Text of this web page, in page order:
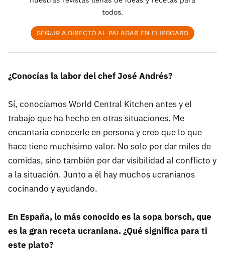
todos.
SEGUIR A DIRECTO AL PALADAR EN FLIPBOARD
¿Conocías la labor del chef José Andrés?
Sí, conocíamos World Central Kitchen antes y el
trabajo que ha hecho en otras situaciones. Me
encantaría conocerle en persona y creo que lo que
hace tiene muchísimo valor. No solo por dar miles de
comidas, sino también por dar visibilidad al conflicto y
a la situación. Junto a él hay muchos ucranianos
cocinando y ayudando.
En España, lo más conocido es la sopa borsch, que
es la gran receta ucraniana. ¿Qué significa para ti
este plato?